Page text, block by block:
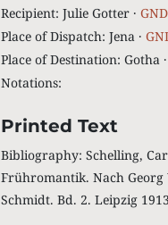
Recipient: Julie Gotter · GND
Place of Dispatch: Jena ·
Place of Destination: Gotha ·
Notations:
Printed Text
Bibliography: Schelling,
Frühromantik. Nach
Schmidt. Bd. 2. Leipzig